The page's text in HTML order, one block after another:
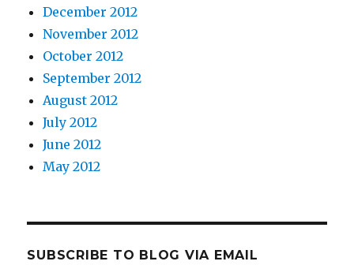
December 2012
November 2012
October 2012
September 2012
August 2012
July 2012
June 2012
May 2012
SUBSCRIBE TO BLOG VIA EMAIL